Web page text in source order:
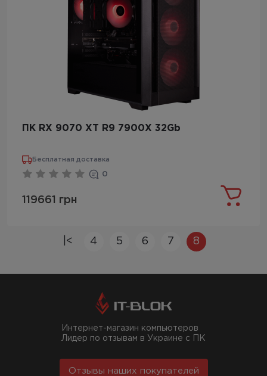
ПК RX 9070 XT R9 7900X 32Gb
Бесплатная доставка
0
119661 грн
|< 4 5 6 7 8
Интернет-магазин компьютеров
Лидер по отзывам в Украине с ПК
Отзывы наших покупателей